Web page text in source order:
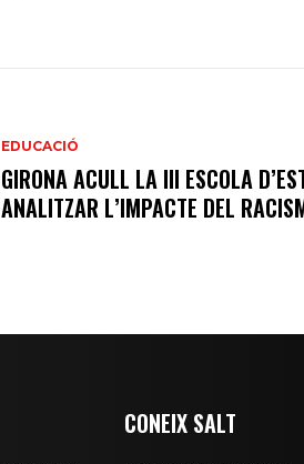
EDUCACIÓ
GIRONA ACULL LA III ESCOLA
ANALITZAR L’IMPACTE DEL
CONEIX SALT